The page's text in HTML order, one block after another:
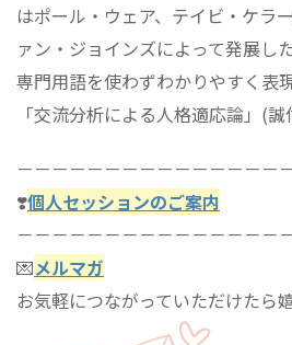
はポール・ウェア、テイビ・ケラ
ァン・ジョインズによって発展し
専門用語を使わずわかりやすく表
「交流分析による人格適応論」(
－－－－－－－－－－－－－－－
❣️個人セッションのご案内
－－－－－－－－－－－－－－－
💌メルマガ
お気軽につながっていただけたら